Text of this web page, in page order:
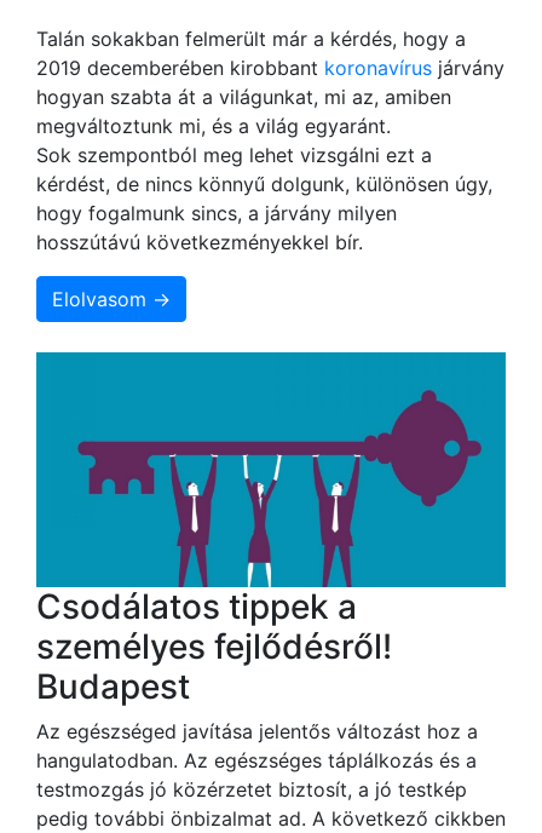
Talán sokakban felmerült már a kérdés, hogy a
2019 decemberében kirobbant koronavírus járvány
hogyan szabta át a világunkat, mi az, amiben
megváltoztunk mi, és a világ egyaránt.
Sok szempontból meg lehet vizsgálni ezt a
kérdést, de nincs könnyű dolgunk, különösen úgy,
hogy fogalmunk sincs, a járvány milyen
hosszútávú következményekkel bír.
Elolvasom →
Csodálatos tippek a
személyes fejlődésről!
Budapest
Az egészséged javítása jelentős változást hoz a
hangulatodban. Az egészséges táplálkozás és a
testmozgás jó közérzetet biztosít, a jó testkép
pedig további önbizalmat ad. A következő cikkben